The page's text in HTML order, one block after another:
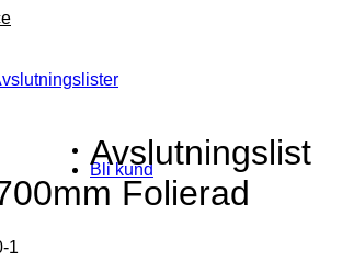
Bli kund
Avslutningslist
Folierad
1